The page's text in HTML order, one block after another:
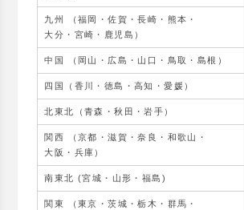
九州 （福岡・佐賀・長崎・熊本・
大分・宮崎・鹿児島）
中国 （岡山・広島・山口・鳥取・島根）
四国（香川・徳島・高知・愛媛）
北東北（青森・秋田・岩手）
関西 （京都・滋賀・奈良・和歌山・
大阪・兵庫）
南東北 (宮城・山形・福島)
関東 （東京・茨城・栃木・群馬・